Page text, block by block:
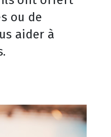
ou de
aider à